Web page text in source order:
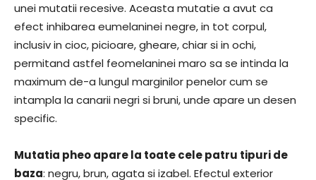
unei mutatii recesive. Aceasta mutatie a avut ca
efect inhibarea eumelaninei negre, in tot corpul,
inclusiv in cioc, picioare, gheare, chiar si in ochi,
permitand astfel feomelaninei maro sa se intinda la
maximum de-a lungul marginilor penelor cum se
intampla la canarii negri si bruni, unde apare un desen
specific.
Mutatia pheo apare la toate cele patru tipuri de
baza: negru, brun, agata si izabel. Efectul exterior